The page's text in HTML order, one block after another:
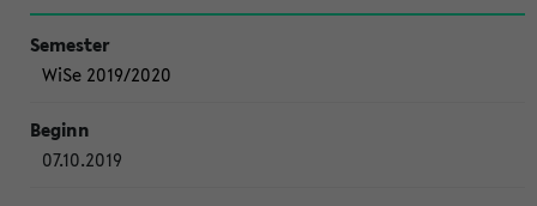
WiSe 2019/2020
07.10.2019